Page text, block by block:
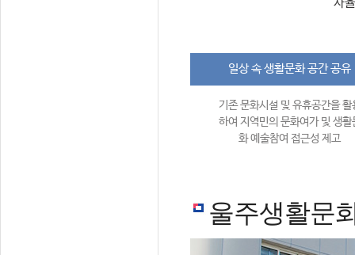
일상 속 생활문화 공간 공유
기존 문화시설 및 유휴공간을 활
하여 지역민의 문화여가 및 생활
화 예술참여 접근성 제고
울주생활문